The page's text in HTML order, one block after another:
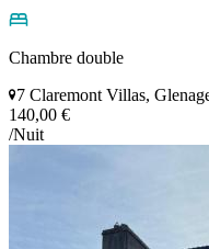
Chambre double
7 Claremont Villas,
140,00 €
/Nuit